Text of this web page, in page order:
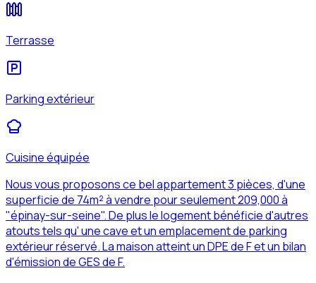
Terrasse
Parking extérieur
Cuisine équipée
Nous vous proposons ce bel appartement 3 pièces, d'une
superficie de 74m² à vendre pour seulement 209,000 à
"épinay-sur-seine". De plus le logement bénéficie d'autres
atouts tels qu' une cave et un emplacement de parking
extérieur réservé. La maison atteint un DPE de F et un bilan
d'émission de GES de F.